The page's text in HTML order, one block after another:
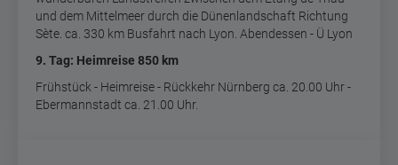
und dem Mittelmeer durch die Dünenlandschaft Richtung
Sète. ca. 330 km Busfahrt nach Lyon. Abendessen - Ü Lyon
9. Tag: Heimreise 850 km
Frühstück - Heimreise - Rückkehr Nürnberg ca. 20.00 Uhr -
Ebermannstadt ca. 21.00 Uhr.